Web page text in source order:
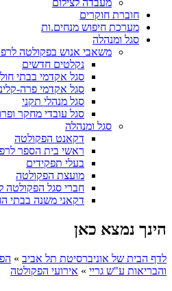
מעבדה לצילום
חוברת חוקרים
מערכת חיפוש מנחים.ות
סגל ומנהלה
משאבי אנוש בפקולטה
נקלטים חדשים
סגל אקדמי בבתי
סגל אקדמי פרה-
סגל מנהלי תקני
סגל עובדי מחקר
סגל ומנהלה
דקאנט הפקולטה
ראשי בית הספר
בעלי תפקידים
מועצת הפקולטה
חברי סגל הפקולטה
דקאני משנה בבתי
הינך נמצא כאן
לדף הבית של אוניברסיטת תל אביב »
והבריאות ע"ש גריי » אירועי הפקולטה